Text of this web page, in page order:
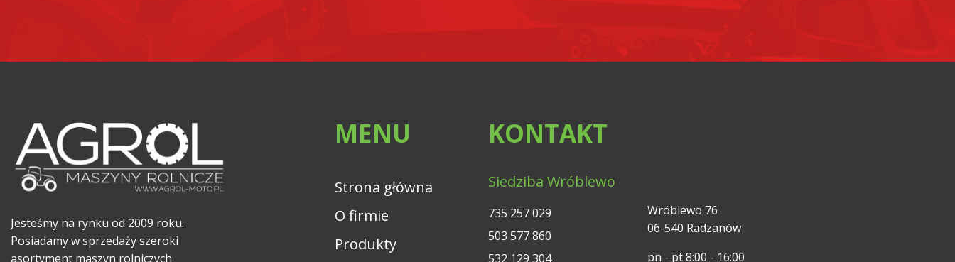
Jesteśmy na rynku od 2009 roku.
Posiadamy w sprzedaży szeroki
asortyment maszyn rolniczych
MENU
Strona główna
O firmie
Produkty
KONTAKT
Siedziba Wróblewo
735 257 029
503 577 860
532 129 304
Wróblewo 76
06-540 Radzanów
pn - pt 8:00 - 16:00